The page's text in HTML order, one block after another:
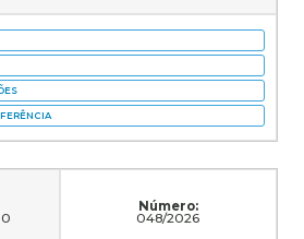
Número:
048/2026